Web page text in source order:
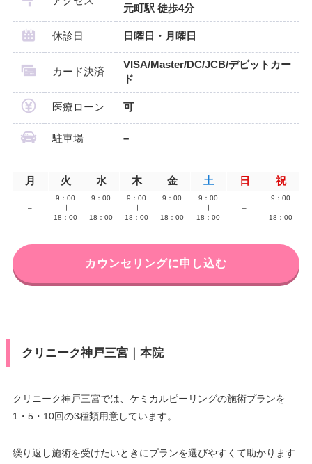
元町駅 徒歩4分
休診日 日曜日・月曜日
カード決済
VISA/Master/DC/JCB/デビットカー
ド
医療ローン 可
駐車場 –
月 火 水 木 金 土 日 祝
–
9：00
18：00
9：00
18：00
9：00
18：00
9：00
18：00
9：00
18：00
–
9：00
18：00
カウンセリングに申し込む
クリニーク神戸三宮｜本院
クリニーク神戸三宮では、ケミカルピーリングの施術プランを
1・5・10回の3種類用意しています。
繰り返し施術を受けたいときにプランを選びやすくて助かります